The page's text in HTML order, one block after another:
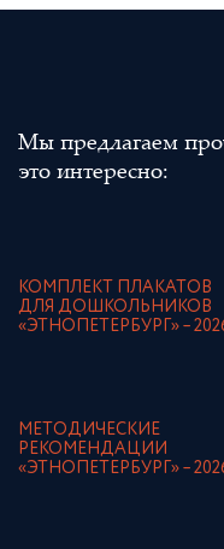
Мы предлагаем
это интересно:
КОМПЛЕКТ ПЛАКАТОВ
ДЛЯ ДОШКОЛЬНИКОВ
«ЭТНОПЕТЕРБУРГ» –
МЕТОДИЧЕСКИЕ
РЕКОМЕНДАЦИИ
«ЭТНОПЕТЕРБУРГ» –